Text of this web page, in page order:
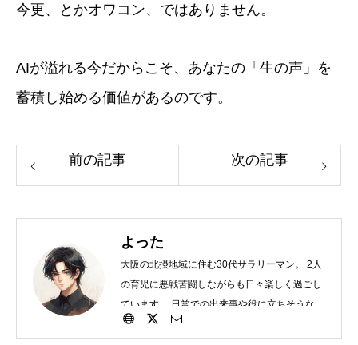
今更、とかオワコン、ではありません。
AIが溢れる今だからこそ、あなたの「生の声」を
蓄積し始める価値があるのです。
前の記事 次の記事
よった
大阪の北摂地域に住む30代サラリーマン。 2人
の育児に悪戦苦闘しながらも日々楽しく過ごし
ています。 日常での出来事や役に立ちそうなこ
とを細々投稿していきます。